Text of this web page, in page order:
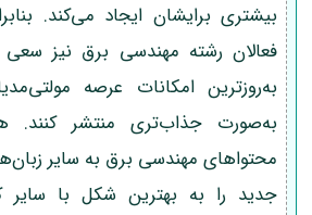
بیشتری برایشان ایجاد می‌کند.
فعالان رشته مهندسی برق نیز سعی
به‌روزترین امکانات عرصه
به‌صورت جذاب‌تری منتشر کنند.
محتواهای مهندسی برق به سایر
جدید را به بهترین شکل با سایر